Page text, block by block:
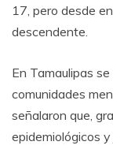
17, pero desde
descendente.
En Tamaulipas
comunidades
señalaron que,
epidemiológicos